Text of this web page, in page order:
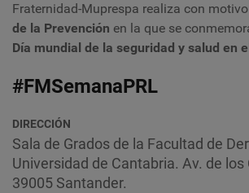
Fraternidad-Muprespa realiza con
de la Prevención en la que se
Día mundial de la seguridad y salud en
#FMSemanaPRL
DIRECCIÓN
Sala de Grados de la Facultad de
Universidad de Cantabria. Av. de los
39005 Santander.